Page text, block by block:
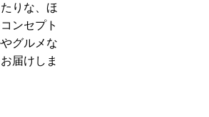
りな、ほ
ンセプト
グルメな
届けしま